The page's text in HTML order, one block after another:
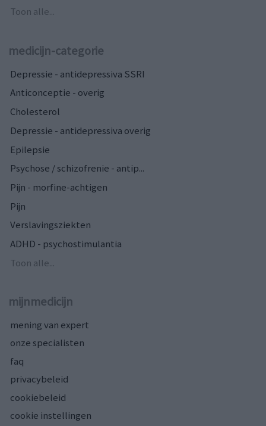
Toon alle...
medicijn-categorie
Depressie - antidepressiva SSRI
Anticonceptie - overig
Cholesterol
Depressie - antidepressiva overig
Epilepsie
Psychose / schizofrenie - antip...
Pijn - morfine-achtigen
Pijn
Verslavingsziekten
ADHD - psychostimulantia
Toon alle...
mijnmedicijn
mening van expert
onze specialisten
faq
privacybeleid
cookiebeleid
cookie instellingen